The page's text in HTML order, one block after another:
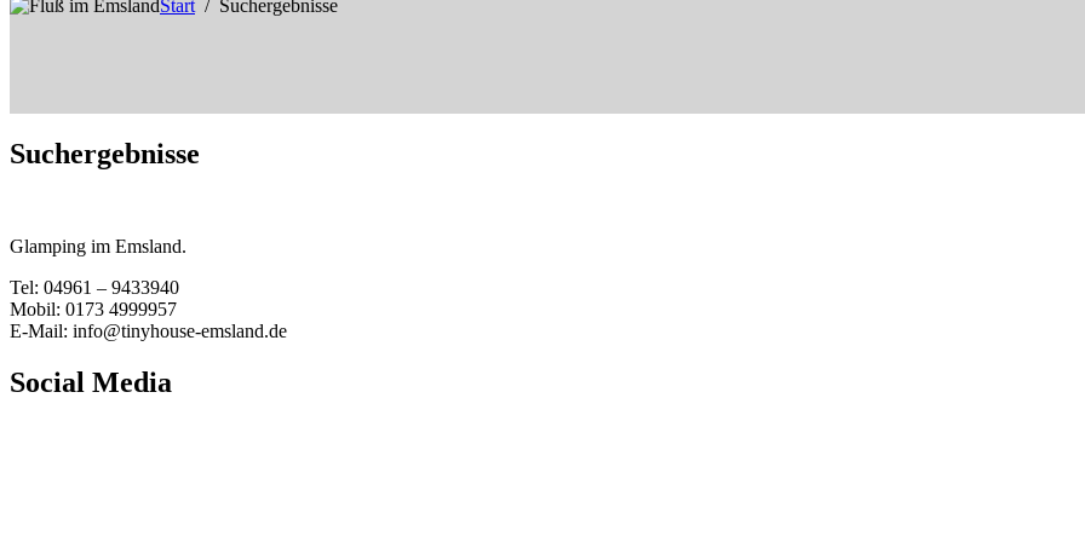
Start Suchergebnisse
Suchergebnisse
Glamping im Emsland.
Tel: 04961 – 9433940
Mobil: 0173 4999957
E-Mail: info@tinyhouse-emsland.de
Social Media